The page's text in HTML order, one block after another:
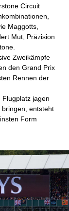
Circuit
Maggotts,
Mut, Präzision
Zweikämpfe
den Grand Prix
Rennen der
Flugplatz jagen
entsteht
Form